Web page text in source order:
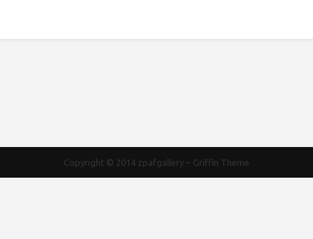
Copyright © 2014 zpafgallery – Griffin Theme